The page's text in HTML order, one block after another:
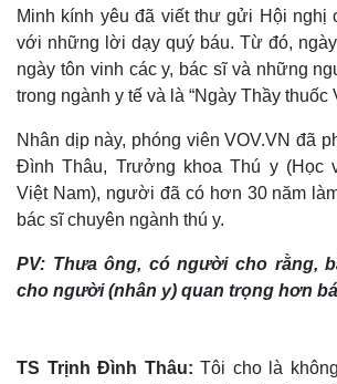
Minh kính yêu đã viết thư gửi Hội nghị
với những lời dạy quý báu. Từ đó,
ngày tôn vinh các y, bác sĩ và những
trong ngành y tế và là “Ngày Thầy thuốc
Nhân dịp này, phóng viên VOV.VN đã
Đình Thâu, Trưởng khoa Thú y (Học
Việt Nam), người đã có hơn 30 năm
bác sĩ chuyên ngành thú y.
PV: Thưa ông, có người cho rằng,
cho người (nhân y) quan trọng hơn
TS Trịnh Đình Thâu: Tôi cho là